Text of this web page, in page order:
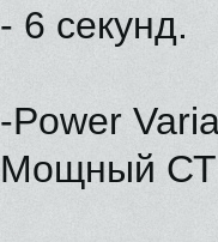
- 6 секунд.
-Power
Мощный СТ